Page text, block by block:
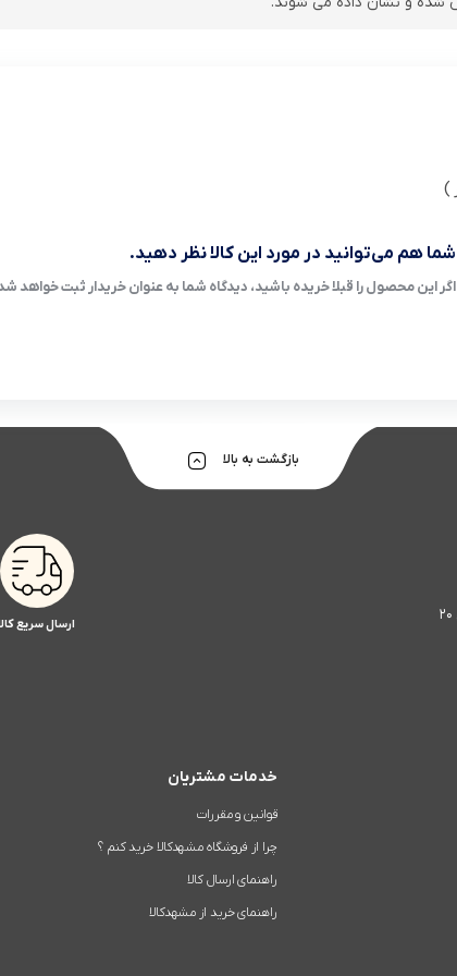
شما هم می‌توانید در مورد این کالا نظر دهید.
اگر این محصول را قبلا خریده باشید، دیدگاه شما به عنوان خریدار ثبت خواهد
بازگشت به بالا
ارسال سریع
خدمات مشتریان
قوانین و مقررات
چرا از فروشگاه مشهدکالا خرید کنم ؟
راهنمای ارسال کالا
راهنمای خرید از مشهدکالا